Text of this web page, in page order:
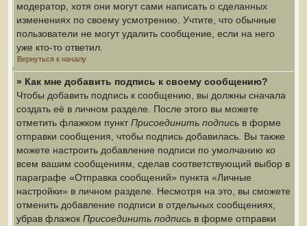
модератор, хотя они могут сами написать о сделанных
изменениях по своему усмотрению. Учтите, что обычные
пользователи не могут удалить сообщение, если на него
уже кто-то ответил.
Вернуться к началу
» Как мне добавить подпись к своему сообщению?
Чтобы добавить подпись к сообщению, вы должны сначала
создать её в личном разделе. После этого вы можете
отметить флажком пунктПрисоединить подпись в форме
отправки сообщения, чтобы подпись добавилась. Вы также
можете настроить добавление подписи по умолчанию ко
всем вашим сообщениям, сделав соответствующий выбор в
параграфе «Отправка сообщений» пункта «Личные
настройки» в личном разделе. Несмотря на это, вы сможете
отменить добавление подписи в отдельных сообщениях,
убрав флажок Присоединить подпись в форме отправки